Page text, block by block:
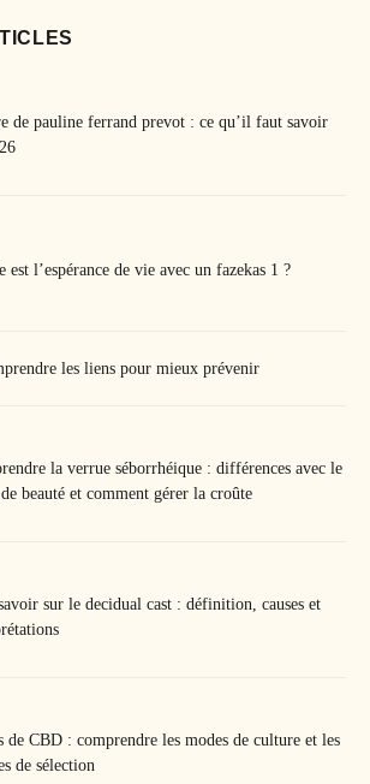
de pauline ferrand prevot : ce qu’il faut savoir
est l’espérance de vie avec un fazekas 1 ?
les liens pour mieux prévenir
la verrue séborrhéique : différences avec le
beauté et comment gérer la croûte
sur le decidual cast : définition, causes et
de CBD : comprendre les modes de culture et les
de sélection